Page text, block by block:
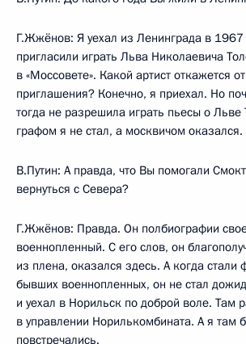
Г.Жжёнов: Я уехал из Ленинграда в
пригласили играть Льва Николаевича
в «Моссовете». Какой артист откажется
приглашения? Конечно, я приехал. Но
тогда не разрешила играть пьесы о Льве
графом я не стал, а москвичом оказался.
В.Путин: А правда, что Вы помогали
вернуться с Севера?
Г.Жжёнов: Правда. Он полбиографии
военнопленный. С его слов, он
из плена, оказался здесь. А когда стали
бывших военнопленных, он не стал
и уехал в Норильск по доброй воле. Там
в управлении Норилькомбината. А я там
повстречались.